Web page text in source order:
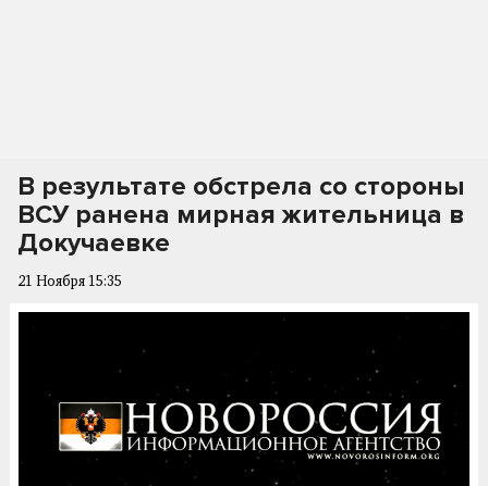
В результате обстрела со стороны
ВСУ ранена мирная жительница в
Докучаевке
21 Ноября 15:35